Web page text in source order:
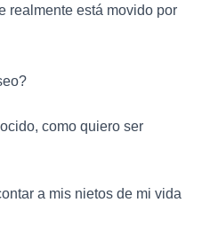
realmente está movido por
como quiero ser
a mis nietos de mi vida